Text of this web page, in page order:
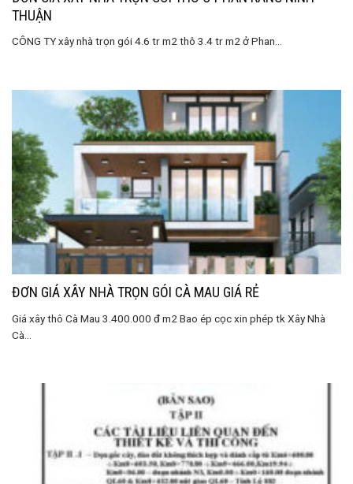
THUẬN
CÔNG TY xây nhà trọn gói 4.6 tr m2 thô 3.4 tr m2 ở Phan...
ĐƠN GIÁ XÂY NHÀ TRỌN GÓI CÀ MAU GIÁ RẺ
Giá xây thô Cà Mau 3.400.000 đ m2 Bao ép cọc xin phép tk Xây Nhà
Cà...